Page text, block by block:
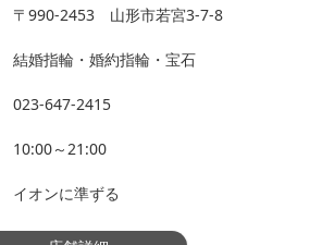
〒990-2453 山形市若宮3-7-8
結婚指輪・婚約指輪・宝石
023-647-2415
10:00～21:00
イオンに準ずる